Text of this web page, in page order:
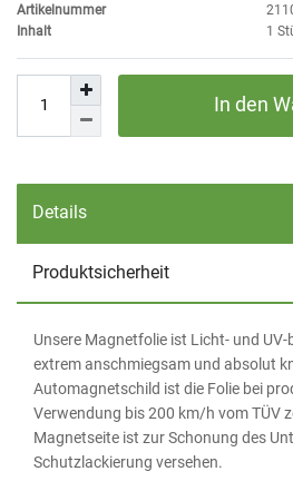
Artikelnummer
Inhalt
1
In den
Details
Produktsicherheit
Unsere Magnetfolie ist Licht- und
extrem anschmiegsam und absolut
Automagnetschild ist die Folie bei
Verwendung bis 200 km/h vom TÜV
Magnetseite ist zur Schonung des
Schutzlackierung versehen.